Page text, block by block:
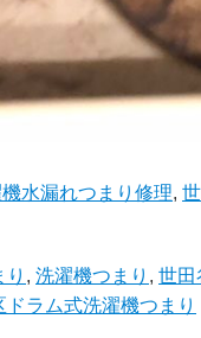
水漏れつまり修理,
, 洗濯機つまり , 世田
ドラム式洗濯機つまり